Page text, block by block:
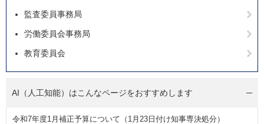
監査委員事務局
労働委員会事務局
教育委員会
AI（人工知能）はこんなページをおすすめします
令和7年度1月補正予算について（1月23日付け知事専決処分）